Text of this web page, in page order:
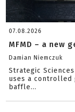
07.08.2026
MFMD – a new
Damian Niemczuk
Strategic
uses a controlled
baffle...